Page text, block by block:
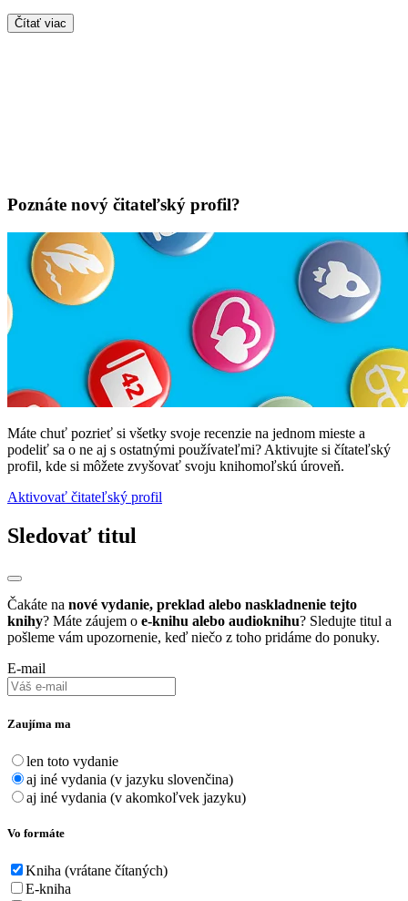
Čítať viac
Poznáte nový čitateľský profil?
Máte chuť pozrieť si všetky svoje recenzie na jednom mieste a
podeliť sa o ne aj s ostatnými používateľmi? Aktivujte si čítateľský
profil, kde si môžete zvyšovať svoju knihomoľskú úroveň.
Aktivovať čitateľský profil
Sledovať titul
Čakáte na nové vydanie, preklad alebo naskladnenie tejto
knihy? Máte záujem o e-knihu alebo audioknihu? Sledujte titul a
pošleme vám upozornenie, keď niečo z toho pridáme do ponuky.
E-mail
Zaujíma ma
len toto vydanie
aj iné vydania (v jazyku slovenčina)
aj iné vydania (v akomkoľvek jazyku)
Vo formáte
Kniha (vrátane čítaných)
E-kniha